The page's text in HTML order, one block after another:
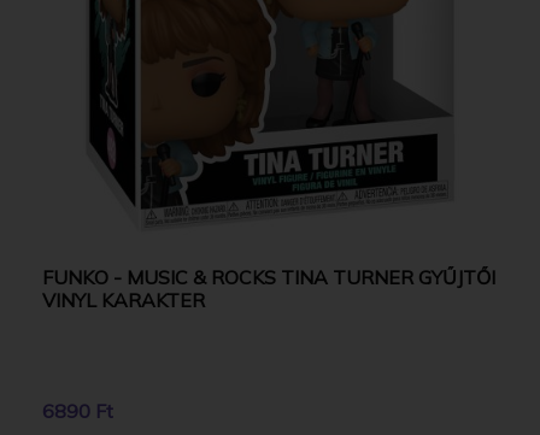
FUNKO - MUSIC & ROCKS TINA TURNER GYŰJTŐI
VINYL KARAKTER
6890 Ft